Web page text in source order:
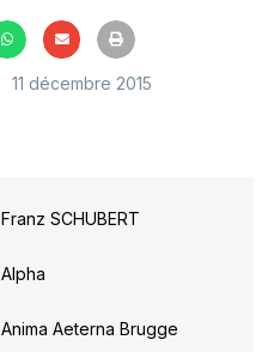
11 décembre 2015
Franz SCHUBERT
Alpha
Anima Aeterna Brugge